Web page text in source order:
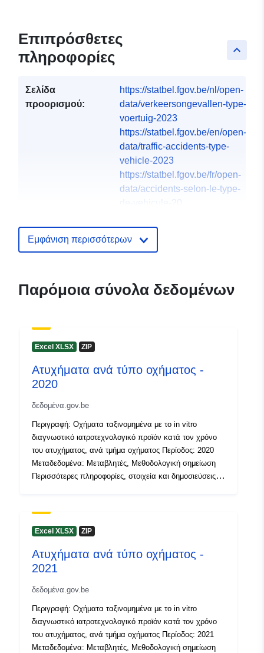
keyboard_arrow_up
Επιπρόσθετες
πληροφορίες
Σελίδα
προορισμού:
https://statbel.fgov.be/nl/open-
data/verkeersongevallen-type-
voertuig-2023
https://statbel.fgov.be/en/open-
data/traffic-accidents-type-
vehicle-2023
https://statbel.fgov.be/fr/open-
data/accidents-selon-le-type-
de-vehicule-20...
Γλώσσες :
English
French
Εκδότης:
North Gate II & III - INS
https://statbel.fgov.be/
E-Mail:
mailto:statbel@economie.fgov.be
Διεύθυνση URL:
https://statbel.fgov.be/en
https://statbel.fgov.be/de
καταλόγου:
January 2025
Χωρικός: Συντεταγμένες:
51.51 ], [ 6.41, 51.51 ], [ 6.41,
49.49 ], [ 2.54, 49.49 ], [ 2.54,
Εμφάνιση περισσότερων
Παρόμοια σύνολα δεδομένων
Excel XLSX ZIP
Ατυχήματα ανά τύπο οχήματος -
2020
δεδομένα.gov.be
Περιγραφή: Οχήματα ταξινομημένα με το in vitro
διαγνωστικό ιατροτεχνολογικό προϊόν κατά τον χρόνο
του ατυχήματος, ανά τμήμα οχήματος Περίοδος: 2020
Μεταδεδομένα: Μεταβλητές, Μεθοδολογική σημείωση
Περισσότερες πληροφορίες, στοιχεία και δημοσιεύσεις
Excel XLSX ZIP
Ατυχήματα ανά τύπο οχήματος -
2021
δεδομένα.gov.be
Περιγραφή: Οχήματα ταξινομημένα με το in vitro
διαγνωστικό ιατροτεχνολογικό προϊόν κατά τον χρόνο
του ατυχήματος, ανά τμήμα οχήματος Περίοδος: 2021
Μεταδεδομένα: Μεταβλητές, Μεθοδολογική σημείωση